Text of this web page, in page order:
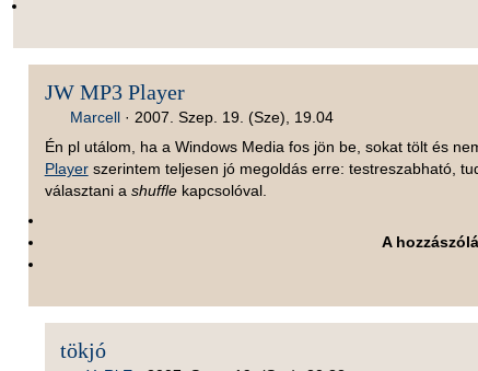
JW MP3 Player
Marcell · 2007. Szep. 19. (Sze), 19.04
Én pl utálom, ha a Windows Media fos jön be, sokat tölt és
Playerszerintem teljesen jó megoldás erre: testreszabható,
választani a shufflekapcsolóval.
A
tökjó